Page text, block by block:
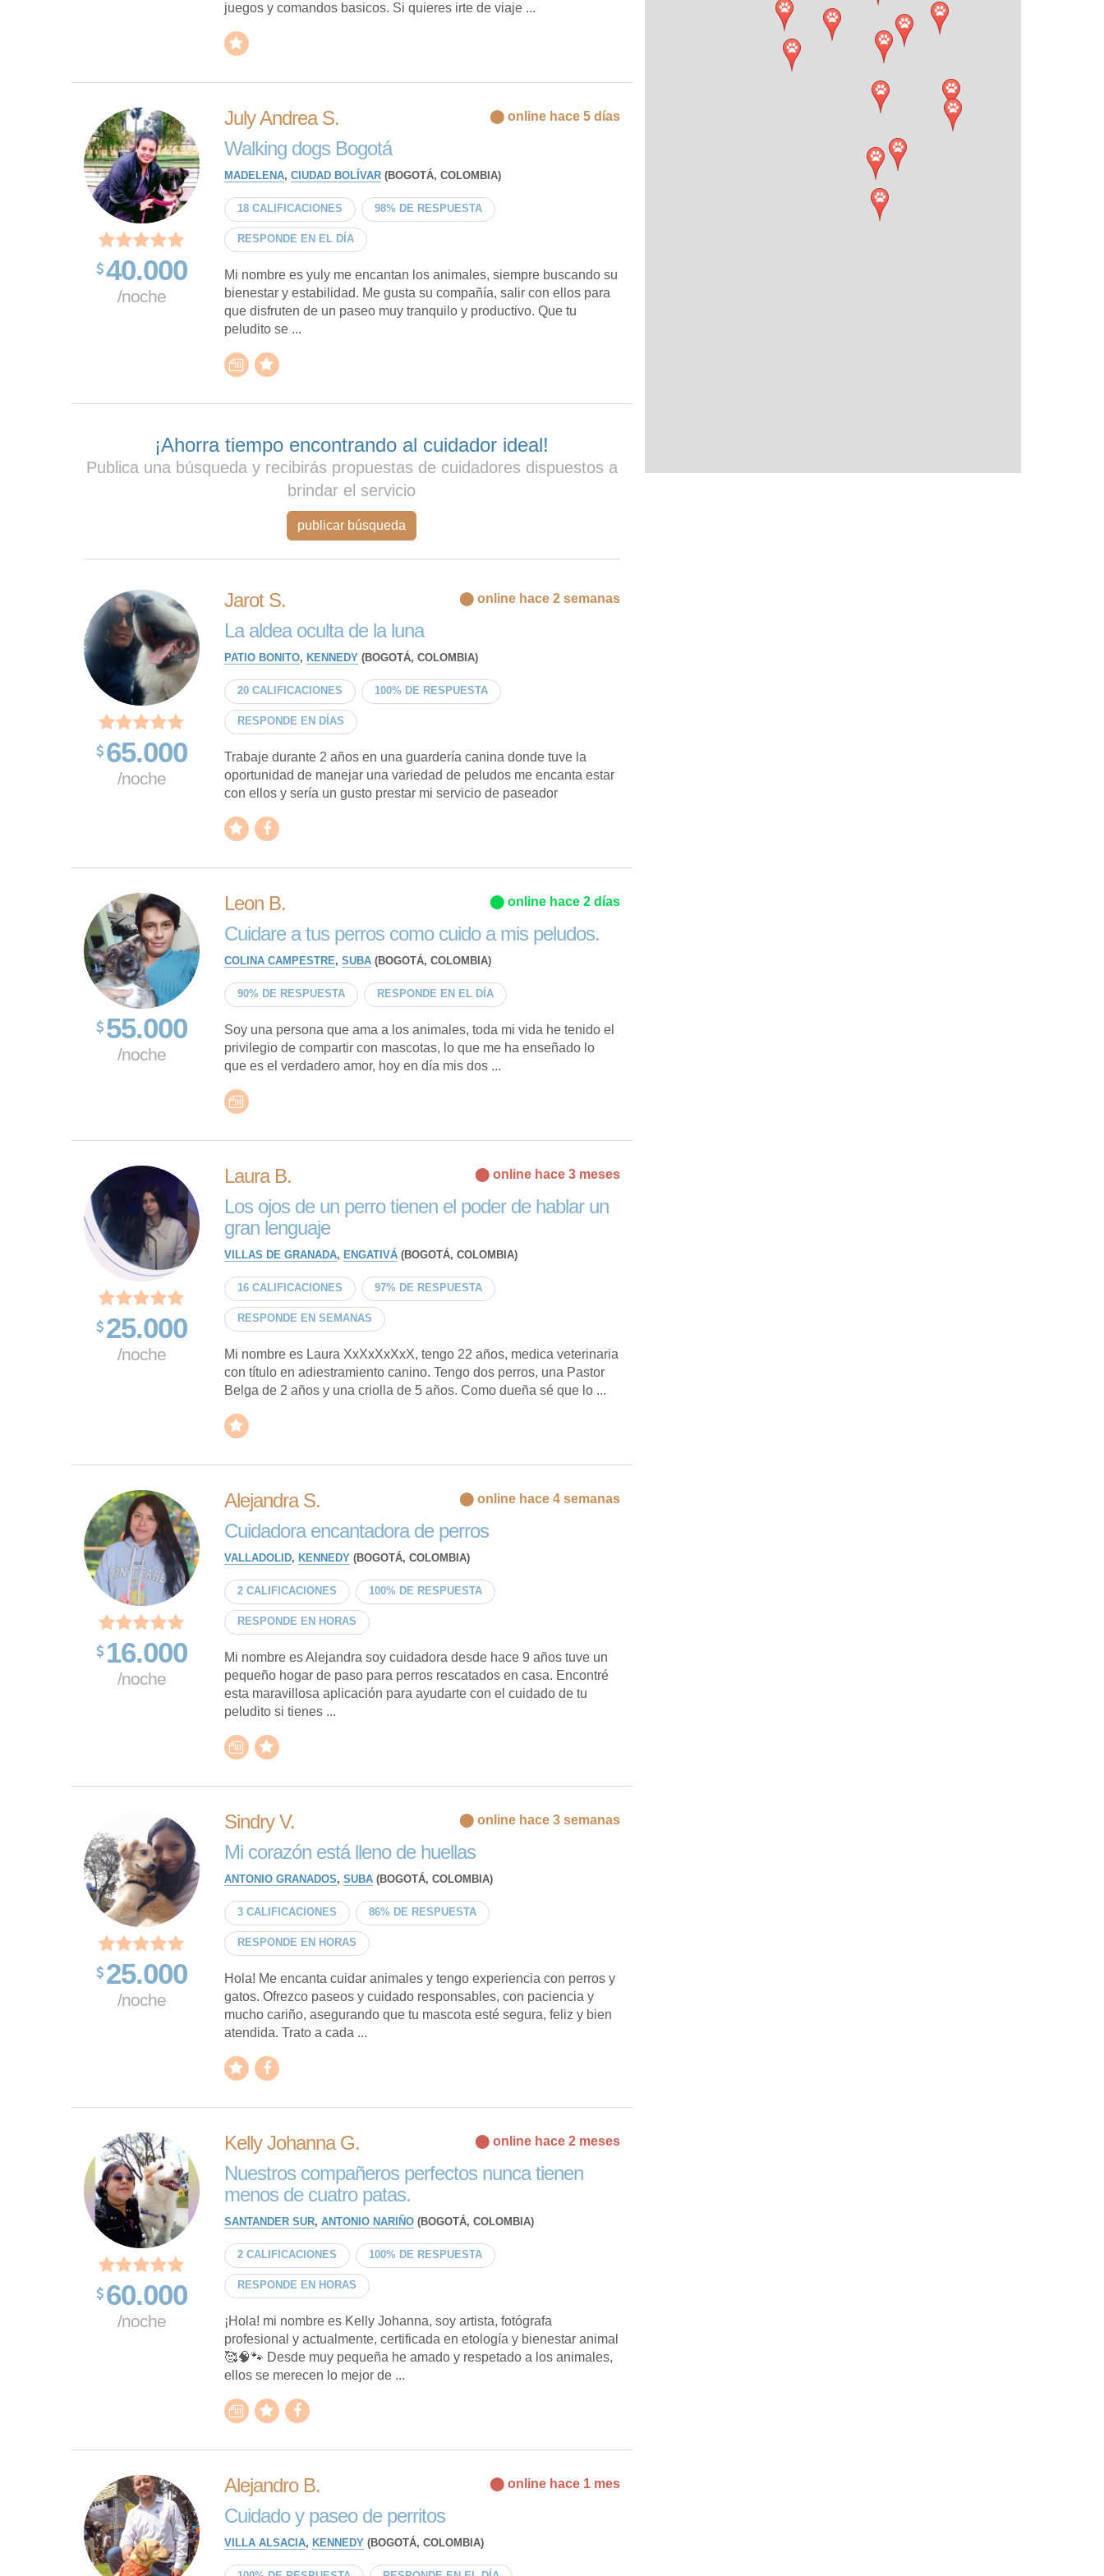
juegos y comandos basicos. Si quieres irte de viaje ...
40.000
/noche
July Andrea S. ⬤ online hace 5 días
Walking dogs Bogotá
MADELENA, CIUDAD BOLÍVAR(BOGOTÁ, COLOMBIA)
18 CALIFICACIONES 98% DE RESPUESTA
RESPONDE EN EL DÍA
Mi nombre es yuly me encantan los animales, siempre buscando su
bienestar y estabilidad. Me gusta su compañía, salir con ellos para
que disfruten de un paseo muy tranquilo y productivo. Que tu
peludito se ...
¡Ahorra tiempo encontrando al cuidador ideal!
Publica una búsqueda y recibirás propuestas de cuidadores dispuestos a
brindar el servicio
publicar búsqueda
65.000
/noche
Jarot S. ⬤ online hace 2 semanas
La aldea oculta de la luna
PATIO BONITO, KENNEDY(BOGOTÁ, COLOMBIA)
20 CALIFICACIONES 100% DE RESPUESTA
RESPONDE EN DÍAS
Trabaje durante 2 años en una guardería canina donde tuve la
oportunidad de manejar una variedad de peludos me encanta estar
con ellos y sería un gusto prestar mi servicio de paseador
55.000
/noche
Leon B. ⬤ online hace 2 días
Cuidare a tus perros como cuido a mis peludos.
COLINA CAMPESTRE, SUBA(BOGOTÁ, COLOMBIA)
90% DE RESPUESTA RESPONDE EN EL DÍA
Soy una persona que ama a los animales, toda mi vida he tenido el
privilegio de compartir con mascotas, lo que me ha enseñado lo
que es el verdadero amor, hoy en día mis dos ...
25.000
/noche
Laura B. ⬤ online hace 3 meses
Los ojos de un perro tienen el poder de hablar un
gran lenguaje
VILLAS DE GRANADA, ENGATIVÁ(BOGOTÁ, COLOMBIA)
16 CALIFICACIONES 97% DE RESPUESTA
RESPONDE EN SEMANAS
Mi nombre es Laura XxXxXxXxX, tengo 22 años, medica veterinaria
con título en adiestramiento canino. Tengo dos perros, una Pastor
Belga de 2 años y una criolla de 5 años. Como dueña sé que lo ...
16.000
/noche
Alejandra S. ⬤ online hace 4 semanas
Cuidadora encantadora de perros
VALLADOLID, KENNEDY(BOGOTÁ, COLOMBIA)
2 CALIFICACIONES 100% DE RESPUESTA
RESPONDE EN HORAS
Mi nombre es Alejandra soy cuidadora desde hace 9 años tuve un
pequeño hogar de paso para perros rescatados en casa. Encontré
esta maravillosa aplicación para ayudarte con el cuidado de tu
peludito si tienes ...
25.000
/noche
Sindry V. ⬤ online hace 3 semanas
Mi corazón está lleno de huellas
ANTONIO GRANADOS, SUBA(BOGOTÁ, COLOMBIA)
3 CALIFICACIONES 86% DE RESPUESTA
RESPONDE EN HORAS
Hola! Me encanta cuidar animales y tengo experiencia con perros y
gatos. Ofrezco paseos y cuidado responsables, con paciencia y
mucho cariño, asegurando que tu mascota esté segura, feliz y bien
atendida. Trato a cada ...
60.000
/noche
Kelly Johanna G. ⬤ online hace 2 meses
Nuestros compañeros perfectos nunca tienen
menos de cuatro patas.
SANTANDER SUR, ANTONIO NARIÑO(BOGOTÁ, COLOMBIA)
2 CALIFICACIONES 100% DE RESPUESTA
RESPONDE EN HORAS
¡Hola! mi nombre es Kelly Johanna, soy artista, fotógrafa
profesional y actualmente, certificada en etología y bienestar animal
🥰🧠🐾 Desde muy pequeña he amado y respetado a los animales,
ellos se merecen lo mejor de ...
Alejandro B. ⬤ online hace 1 mes
Cuidado y paseo de perritos
VILLA ALSACIA, KENNEDY(BOGOTÁ, COLOMBIA)